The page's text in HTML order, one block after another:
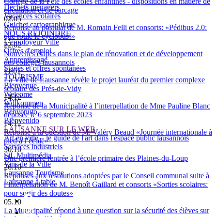
circulation et de parcage
02.05
Réponse au postulat de M. Romain Felli et consorts: «Pédibus 2.0:
que roule le cyclobus!»
22.02
Nouvelles étapes dans le plan de rénovation et de développement
des collèges lausannois
11.01
La Ville de Lausanne révèle le projet lauréat du premier complexe
scolaire des Prés-de-Vidy
14.12
Réponse de la Municipalité à l’interpellation de Mme Pauline Blanc
déposée le 6 septembre 2023
14.12
Réponse à la question de M. Valéry Beaud «Journée internationale à
pied à l’école»
30.10
Une première rentrée à l’école primaire des Plaines-du-Loup
26.10
Réponses aux résolutions adoptées par le Conseil communal suite à
l’interpellation de M. Benoît Gaillard et consorts «Sorties scolaires:
pour sortir des doutes»
05.10
La Municipalité répond à une question sur la sécurité des élèves sur
Déchets ménagers
Vacances scolaires
Guichet cartographique
NOUS REJOINDRE
L'employeur Ville
Offres d'emploi
Apprentissage
Stages et offres spontanées
TOURISME
Bienvenue
Welcome
Willkommen
Benvenuto
Bienvenido
LAUSANNE SUR LE WEB
Art en ville – le guide de l'art dans l'espace public lausannois
Services industriels
SiL Multimédia
Vins de la Ville
Lausanne Tourisme
Lausanne à table